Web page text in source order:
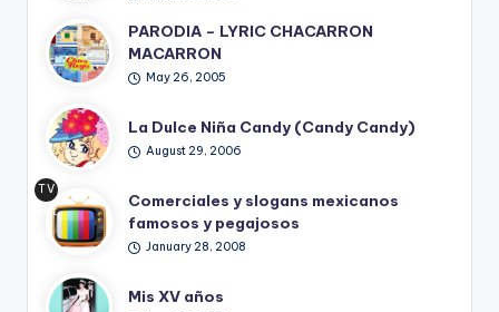
PARODIA – LYRIC CHACARRON
MACARRON
May 26, 2005
La Dulce Niña Candy (Candy Candy)
August 29, 2006
TV
Ret
ro
Comerciales y slogans mexicanos
famosos y pegajosos
January 28, 2008
Mis XV años